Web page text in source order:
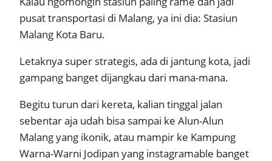
pusat transportasi di Malang, ya ini dia: Stasiun
Malang Kota Baru.
Letaknya super strategis, ada di jantung kota, jadi
gampang banget dijangkau dari mana-mana.
Begitu turun dari kereta, kalian tinggal jalan
sebentar aja udah bisa sampai ke Alun-Alun
Malang yang ikonik, atau mampir ke Kampung
Warna-Warni Jodipan yang instagramable banget